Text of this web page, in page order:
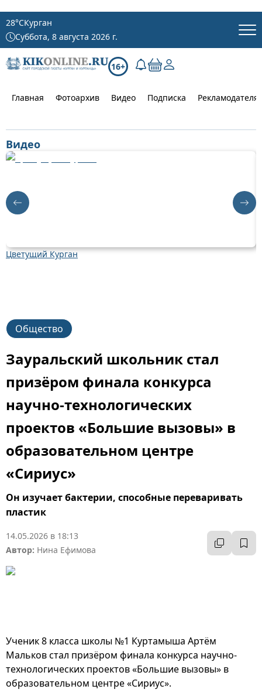
28°CКурган
Суббота, 8 августа 2026 г.
16+
Главная Фотоархив Видео Подписка
Видео
Цветущий Курган
Общество
Зауральский школьник стал
призёром финала конкурса
научно-технологических
проектов «Большие вызовы» в
образовательном центре
«Сириус»
Он изучает бактерии, способные переваривать
пластик
14.05.2026 в 18:13
Автор: Нина Ефимова
Ученик 8 класса школы №1 Куртамыша Артём
Мальков стал призёром финала конкурса научно-
технологических проектов «Большие вызовы» в
образовательном центре «Сириус».